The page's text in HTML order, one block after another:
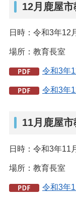
12月鹿屋
日時：令和3年12
場所：教育長室
令和3年
令和3年
11月鹿屋
日時：令和3年11
場所：教育長室
令和3年